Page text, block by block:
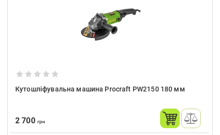
Кутошліфувальна машина Procraft PW2150 180 мм
2 700 грн